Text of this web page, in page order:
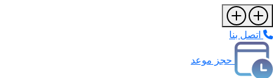
اتصل بنا
حجز موعد